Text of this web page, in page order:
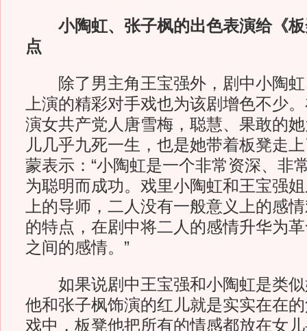
小陶虹、张子枫的出色表演给《
点
除了男主角王宝强外，剧中小陶虹
上演的精彩对手戏也为该剧增色不少
演女共产党人唐雪梅，聪慧、果敢的
儿几乎九死一生，也是她带着板凳走
蒙表示：“小陶虹是一个非常资深、非
为聪明而成功。戏里小陶虹和王宝强
上的导师，二人没有一般意义上的感
的特点，在剧中将二人的感情升华为
之间的感情。”
如果说剧中王宝强和小陶虹是类似
他和张子枫饰演的红儿就是实实在在
戏中，板凳他把所有的情感都放在女